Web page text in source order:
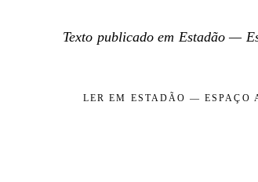
Texto publicado em Estadão —
LER EM ESTADÃO — ESPAÇO